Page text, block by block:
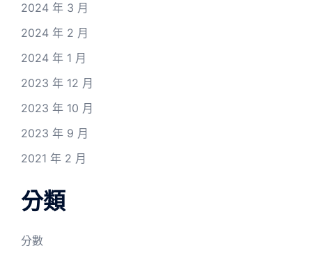
2024 年 3 月
2024 年 2 月
2024 年 1 月
2023 年 12 月
2023 年 10 月
2023 年 9 月
2021 年 2 月
分類
分數